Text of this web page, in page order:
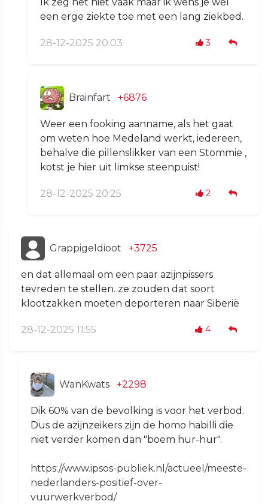
Ik zeg het niet vaak maar ik wens je wel
een erge ziekte toe met een lang ziekbed.
28-12-2025 20:03 3
Brainfart +6876
Weer een fooking aanname, als het gaat
om weten hoe Medeland werkt, iedereen,
behalve die pillenslikker van een Stommie ,
kotst je hier uit limkse steenpuist!
28-12-2025 20:25 2
GrappigeIdioot +3725
en dat allemaal om een paar azijnpissers
tevreden te stellen. ze zouden dat soort
klootzakken moeten deporteren naar Siberië
28-12-2025 11:55 4
WanKwats +2298
Dik 60% van de bevolking is voor het verbod.
Dus de azijnzeikers zijn de homo habilli die
niet verder komen dan "boem hur-hur".
https://www.ipsos-publiek.nl/actueel/meeste-
nederlanders-positief-over-
vuurwerkverbod/